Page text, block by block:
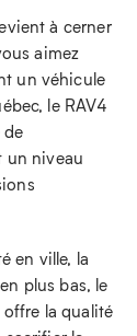
à cerner
aimez
un véhicule
le RAV4
de
un niveau
en ville, la
plus bas, le
la qualité